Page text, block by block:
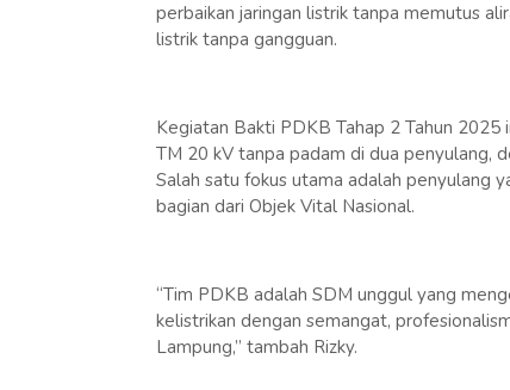
perbaikan jaringan listrik tanpa memutus
listrik tanpa gangguan.
Kegiatan Bakti PDKB Tahap 2 Tahun
TM 20 kV tanpa padam di dua penyulang,
Salah satu fokus utama adalah penyulang
bagian dari Objek Vital Nasional.
“Tim PDKB adalah SDM unggul yang
kelistrikan dengan semangat,
Lampung,” tambah Rizky.